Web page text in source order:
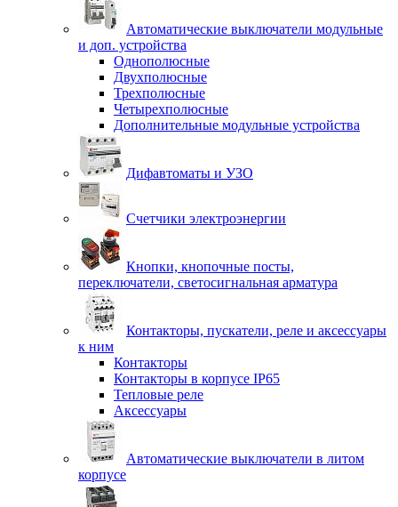
Автоматические выключатели модульные
и доп. устройства
Однополюсные
Двухполюсные
Трехполюсные
Четырехполюсные
Дополнительные модульные устройства
Дифавтоматы и УЗО
Счетчики электроэнергии
Кнопки, кнопочные посты,
переключатели, светосигнальная арматура
Контакторы, пускатели, реле и аксессуары
к ним
Контакторы
Контакторы в корпусе IP65
Тепловые реле
Аксессуары
Автоматические выключатели в литом
корпусе